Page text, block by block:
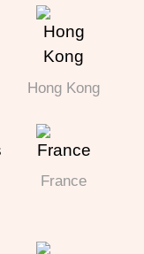
Hong Kong
France